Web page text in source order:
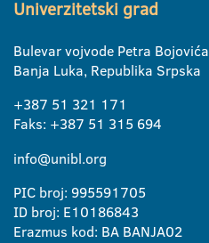
Univerzitetski grad
Bulevar vojvode Petra Bojovića
Banja Luka, Republika Srpska
+387 51 321 171
Faks: +387 51 315 694
info@unibl.org
PIC broj: 995591705
ID broj: E10186843
Erazmus kod: BA BANJA02